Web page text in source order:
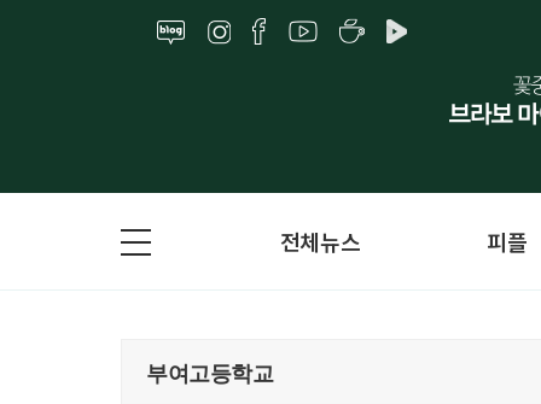
전체뉴스 피플